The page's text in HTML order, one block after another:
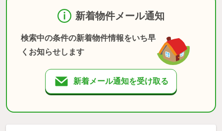
新着物件メール通知
検索中の条件の新着物件情報をいち早
くお知らせします
新着メール通知を受け取る